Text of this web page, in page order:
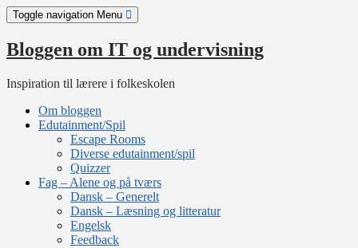
Skip
to
content
Toggle navigation Menu
Bloggen om IT og undervisning
Inspiration til lærere i folkeskolen
Om bloggen
Edutainment/Spil
Escape Rooms
Diverse edutainment/spil
Quizzer
Fag – Alene og på tværs
Dansk – Generelt
Dansk – Læsning og litteratur
Engelsk
Feedback